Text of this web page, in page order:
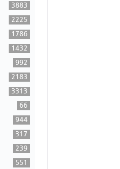
3883
2225
1786
1432
992
2183
3313
66
944
317
239
551